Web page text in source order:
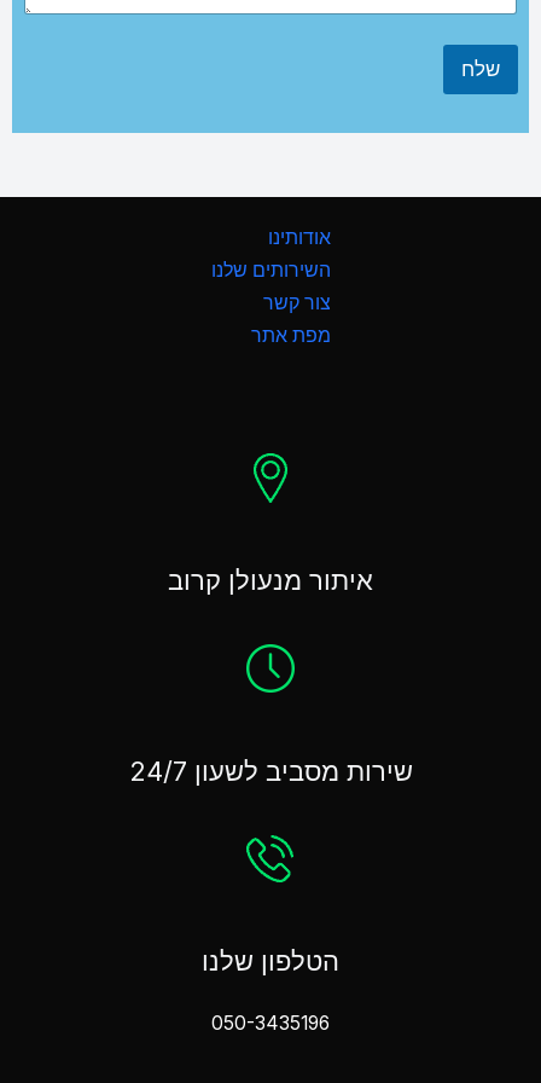
שלח
אודותינו
השירותים שלנו
צור קשר
מפת אתר
איתור מנעולן קרוב
שירות מסביב לשעון 24/7
הטלפון שלנו
050-3435196